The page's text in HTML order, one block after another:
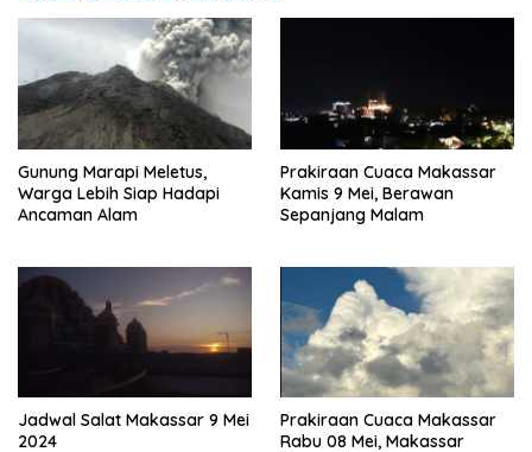
Gunung Marapi Meletus,
Warga Lebih Siap Hadapi
Prakiraan Cuaca Makassar
Kamis 9 Mei, Berawan
Sepanjang Malam
Jadwal Salat Makassar 9 Mei
2024
Prakiraan Cuaca Makassar
Rabu 08 Mei, Makassar